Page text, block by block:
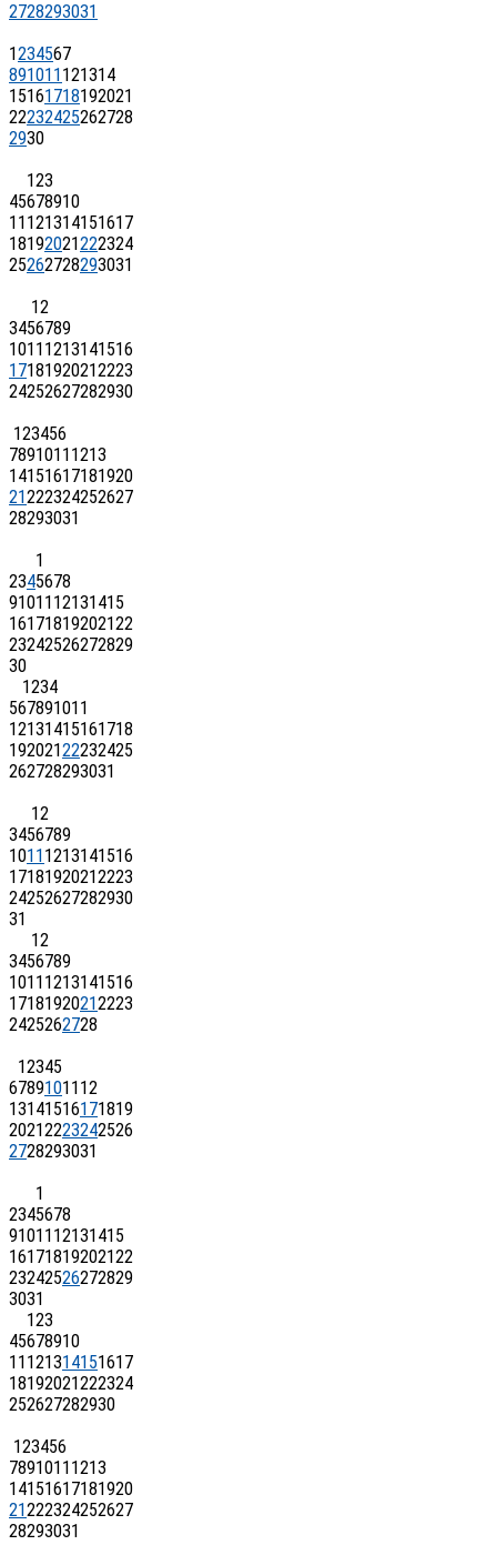
2728293031
1234567
891011 121314
15161718192021
22232425262728
2930
123
45678910
11 121314151617
18192021222324
25262728293031
12
3456789
1011 1213141516
17181920212223
24252627282930
123456
7891011 1213
14151617181920
21222324252627
28293031
1
2345678
91011 12131415
16171819202122
23242526272829
30
1234
567891011
12131415161718
19202122232425
262728293031
12
3456789
1011 1213141516
17181920212223
24252627282930
31
12
3456789
1011 1213141516
17181920212223
2425262728
12345
67891011 12
13141516171819
20212223242526
2728293031
1
2345678
91011 12131415
16171819202122
23242526272829
3031
123
45678910
11 121314151617
18192021222324
252627282930
123456
7891011 1213
14151617181920
21222324252627
28293031